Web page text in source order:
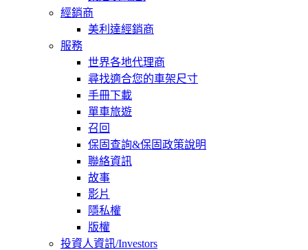
經銷商
美利達經銷商
服務
世界各地代理商
尋找適合您的車架尺寸
手冊下載
單車旅遊
召回
保固查詢&保固政策說明
聯絡資訊
故事
影片
隱私權
版權
投資人資訊/Investors